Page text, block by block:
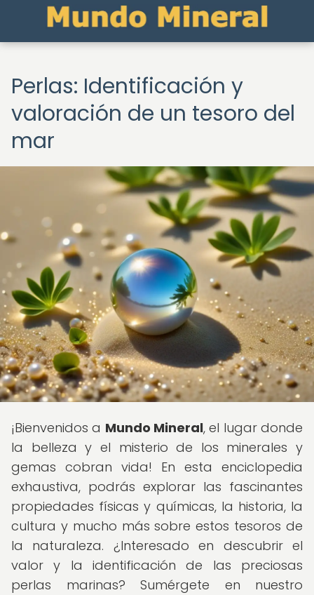
Perlas: Identificación y
valoración de un tesoro del
mar
¡Bienvenidos a Mundo Mineral, el lugar donde
la belleza y el misterio de los minerales y
gemas cobran vida! En esta enciclopedia
exhaustiva, podrás explorar las fascinantes
propiedades físicas y químicas, la historia, la
cultura y mucho más sobre estos tesoros de
la naturaleza. ¿Interesado en descubrir el
valor y la identificación de las preciosas
perlas marinas? Sumérgete en nuestro